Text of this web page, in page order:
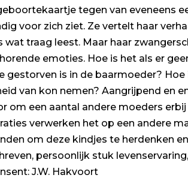
tegen van eveneens
voor zich ziet. Ze vertelt haar
wat traag leest. Maar haar
emoties. Hoe is het als er
gestorven is in de baarmoeder?
van kon nemen? Aangrijpend en
om een aantal andere moeders
verwerken het op een andere
om deze kindjes te herdenken
persoonlijk stuk
J.W. Hakvoort